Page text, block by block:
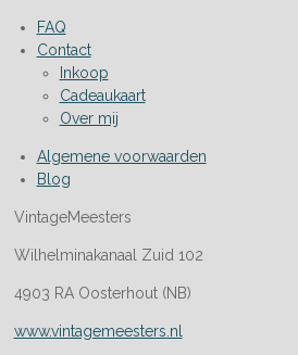
FAQ
Contact
Inkoop
Cadeaukaart
Over mij
Algemene voorwaarden
Blog
VintageMeesters
Wilhelminakanaal Zuid 102
4903 RA Oosterhout (NB)
www.vintagemeesters.nl